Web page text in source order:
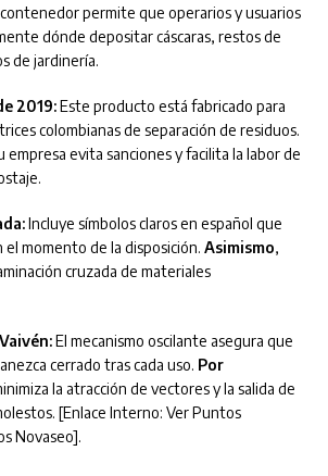
permite que operarios y usuarios
dónde depositar cáscaras, restos de
de jardinería.
2019:Este producto está fabricado para
colombianas de separación de residuos.
empresa evita sanciones y facilita la labor de
Incluye símbolos claros en español que
el momento de la disposición. Asimismo,
cruzada de materiales
El mecanismo oscilante asegura que
cerrado tras cada uso. Por
la atracción de vectores y la salida de
[Enlace Interno: Ver Puntos
Novaseo].